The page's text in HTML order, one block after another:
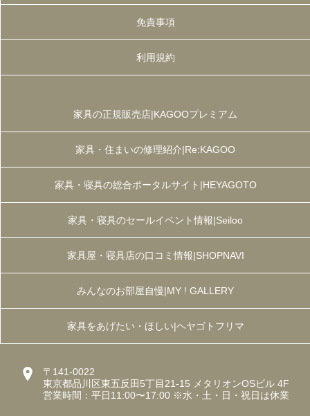
免責事項
利用規約
家具の正規販売店|KAGOOプレミアム
家具・住まいの修理紹介|Re:KAGOO
家具・寝具の総合ポータルサイト|HEYAGOTO
家具・寝具のセールイベント情報|Seiloo
家具屋・寝具店の口コミ情報|SHOPNAVI
みんなのお部屋自慢|MY ! GALLERY
家具をあげたい・ほしい|ヘヤゴトフリマ
〒141-0022
東京都品川区東五反田5丁目21-15 メタリオンOSビル 4F
営業時間：平日11:00〜17:00 ※水・土・日・祝日は休業